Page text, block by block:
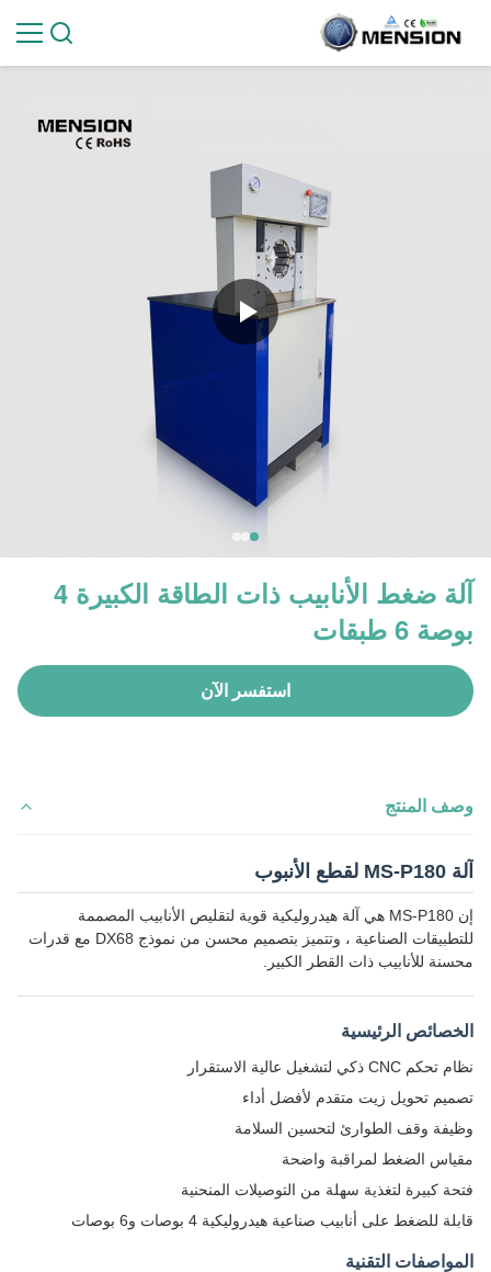
آلة ضغط الأنابيب ذات الطاقة الكبيرة 4
بوصة 6 طبقات
استفسر الآن
وصف المنتج
آلة MS-P180 لقطع الأنبوب
إن MS-P180 هي آلة هيدروليكية قوية لتقليص الأنابيب المصممة
للتطبيقات الصناعية ، وتتميز بتصميم محسن من نموذج DX68 مع قدرات
محسنة للأنابيب ذات القطر الكبير.
الخصائص الرئيسية
نظام تحكم CNC ذكي لتشغيل عالية الاستقرار
تصميم تحويل زيت متقدم لأفضل أداء
وظيفة وقف الطوارئ لتحسين السلامة
مقياس الضغط لمراقبة واضحة
فتحة كبيرة لتغذية سهلة من التوصيلات المنحنية
قابلة للضغط على أنابيب صناعية هيدروليكية 4 بوصات و6 بوصات
المواصفات التقنية